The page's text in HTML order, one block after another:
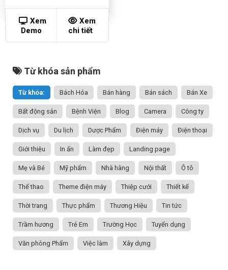
Xem
Demo
Xem
chi tiết
Từ khóa sản phẩm
Từ khóa: Bách Hóa Bán hàng Bán sách Bán Xe
Bất động sản Bệnh Viện Blog Camera Công ty
Dịch vụ Du lịch Dược Phẩm Điện máy Điện thoại
Giới thiệu In ấn Làm đẹp Landing page
Mẹ và Bé Mỹ phẩm Nhà hàng Nội thất Ô tô
Thể thao Theme điện máy Thiệp cưới Thiết kế
Thời trang Thực phẩm Thương Hiệu Tin tức
Trầm hương Trẻ Em Trường Học Tuyển dụng
Văn phòng Phẩm Việc làm Xây dựng